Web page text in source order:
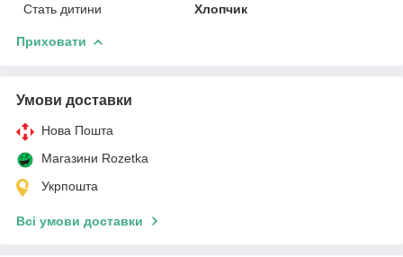
Стать дитини
Хлопчик
Приховати
Умови доставки
Нова Пошта
Магазини Rozetka
Укрпошта
Всі умови доставки